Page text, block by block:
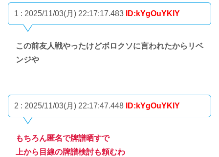
1 : 2025/11/03(月) 22:17:17.483 ID:kYgOuYKlY
この前友人戦やったけどボロクソに言われたからリベ
ンジや
2 : 2025/11/03(月) 22:17:47.448 ID:kYgOuYKlY
もちろん匿名で牌譜晒すで
上から目線の牌譜検討も頼むわ